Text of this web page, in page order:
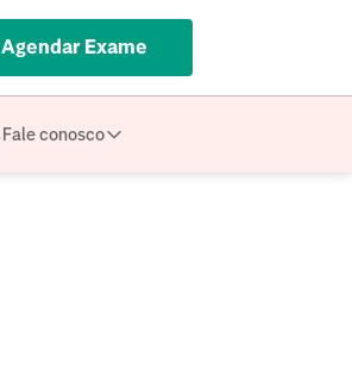
Agendar Exame
Fale conosco